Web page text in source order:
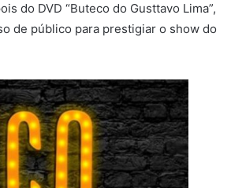
do DVD “Buteco do Gusttavo Lima”,
de público para prestigiar o show do